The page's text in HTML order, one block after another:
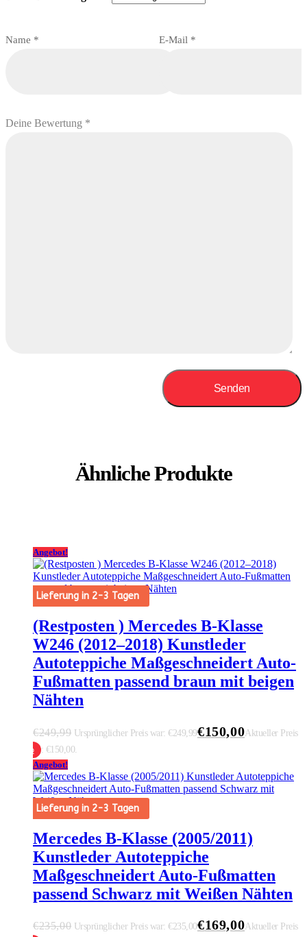
Name * E-Mail *
Deine Bewertung *
Ähnliche Produkte
Angebot!
Lieferung in 2-3 Tagen
(Restposten ) Mercedes B-Klasse
W246 (2012–2018) Kunstleder
Autoteppiche Maßgeschneidert Auto-
Fußmatten passend braun mit beigen
Nähten
€249,99 Ursprünglicher Preis war: €249,99€150,00Aktueller Preis
ist: €150,00.
Angebot!
Lieferung in 2-3 Tagen
Mercedes B-Klasse (2005/2011)
Kunstleder Autoteppiche
Maßgeschneidert Auto-Fußmatten
passend Schwarz mit Weißen Nähten
€235,00 Ursprünglicher Preis war: €235,00€169,00Aktueller Preis